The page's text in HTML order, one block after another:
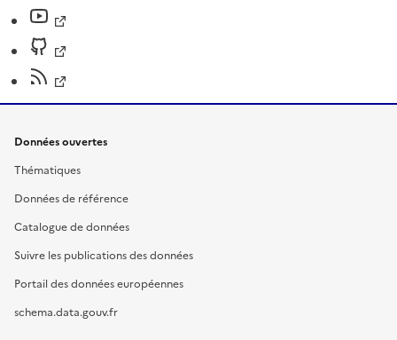
Données ouvertes
Thématiques
Données de référence
Catalogue de données
Suivre les publications des données
Portail des données européennes
schema.data.gouv.fr